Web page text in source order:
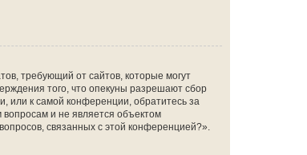
требующий от сайтов, которые могут
того, что опекуны разрешают сбор
или к самой конференции, обратитесь за
и не является объектом
связанных с этой конференцией?».